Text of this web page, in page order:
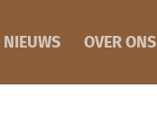
NIEUWS OVER ONS